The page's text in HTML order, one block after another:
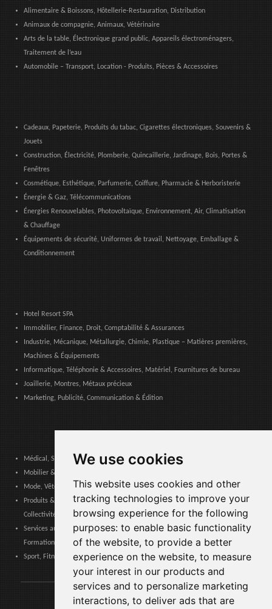
We use cookies
This website uses cookies and other
tracking technologies to improve your
browsing experience for the following
purposes: to enable basic functionality
of the website, to provide a better
experience on the website, to measure
your interest in our products and
services and to personalize marketing
interactions, to deliver ads that are
Alimentaire & Boissons, Hôtellerie-Restauration, Distribution
Animaux de compagnie, Animaux, Vétérinaire
Arts de la table, Électronique grand public, Appareils électroménagers,
Traitement de l’eau
Automobile – Transport, Location - Produits, Pièces & Accessoires
Cadeaux, Papeterie, Produits du tabac, Cigarettes électroniques, Souvenirs &
Jouets
Construction, Électricité, Plomberie, Quincaillerie, Jardinage, Bois, Portes &
Fenêtres
Cosmétique, Esthétique, Parfumerie, Coiffure, Pharmacie & Herboristerie
Énergie & Gaz, Télécommunications
Énergies Renouvelables, Photovoltaïque, Environnement, Air, Climatisation
& Chauffage
Équipements de sécurité, Uniformes de travail, Nettoyage, Emballage &
Conditionnement
Hotel Resort SPA
Immobilier, Finance, Droit, Comptabilité & Assurances
Industrie, Mécanique, Métallurgie, Chimie, Plastique – Matières premières,
Machines & Équipements
Informatique, Téléphonie & Accessoires, Matériel, Fournitures de bureau
Joaillerie, Montres, Métaux précieux
Marketing, Publicité, Communication & Édition
Médical, Sanitaire, Dentaire & Pharmaceutique
Mobilier & Décoration, Art & Artisanat, Textile, Éclairage
Mode, Vêtements, Accessoires de Mode, Chaussures & Maroquinerie
Produits & Services pour les Communautés, Administrations Publiques &
Collectivités Locales
Services aux entreprises, Logistique, Sécurité au travail, Certifications,
Formation
Sport, Fitness, Loisir – Produits, Matériaux & Équipements